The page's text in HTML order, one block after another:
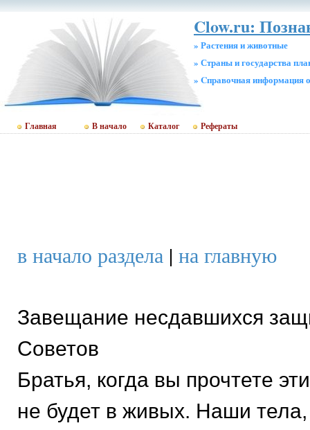
Clow.ru:
» Растения и животные
» Страны и государства
» Cправочная информация
Главная В начало Каталог Рефераты
в начало раздела | на главную
Завещание несдавшихся
Советов
Братья, когда вы прочтете
не будет в живых. Наши тела,